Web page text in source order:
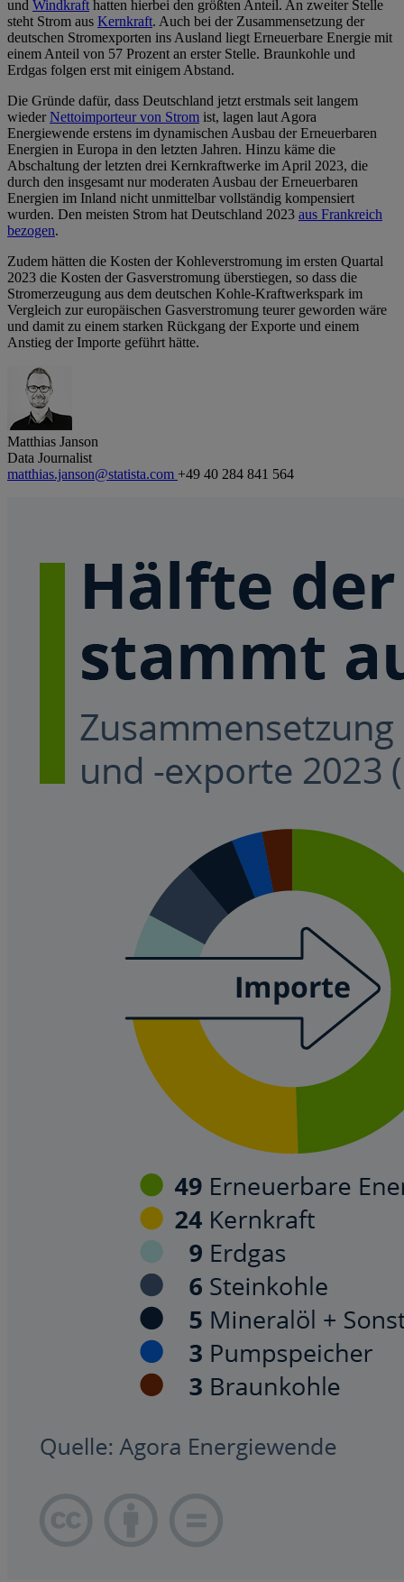
und Windkrafthatten hierbei den größten Anteil. An zweiter Stelle
steht Strom aus Kernkraft. Auch bei der Zusammensetzung der
deutschen Stromexporten ins Ausland liegt Erneuerbare Energie mit
einem Anteil von 57 Prozent an erster Stelle. Braunkohle und
Erdgas folgen erst mit einigem Abstand.
Die Gründe dafür, dass Deutschland jetzt erstmals seit langem
wiederNettoimporteur von Strom ist, lagen laut Agora
Energiewende erstens im dynamischen Ausbau der Erneuerbaren
Energien in Europa in den letzten Jahren. Hinzu käme die
Abschaltung der letzten drei Kernkraftwerke im April 2023, die
durch den insgesamt nur moderaten Ausbau der Erneuerbaren
Energien im Inland nicht unmittelbar vollständig kompensiert
wurden. Den meisten Strom hat Deutschland 2023 aus Frankreich
bezogen.
Zudem hätten die Kosten der Kohleverstromung im ersten Quartal
2023 die Kosten der Gasverstromung überstiegen, so dass die
Stromerzeugung aus dem deutschen Kohle-Kraftwerkspark im
Vergleich zur europäischen Gasverstromung teurer geworden wäre
und damit zu einem starken Rückgang der Exporte und einem
Anstieg der Importe geführt hätte.
Matthias Janson
Data Journalist
matthias.janson@statista.com +49 40 284 841 564